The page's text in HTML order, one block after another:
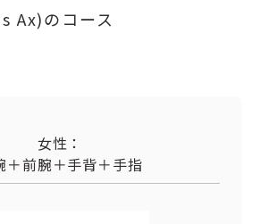
Ax)のコース
女性：
＋前腕＋手背＋手指